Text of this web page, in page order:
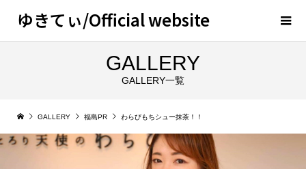
ゆきてぃ/Official website
GALLERY
GALLERY一覧
GALLERY 福島PR わらびもちシュー抹茶！！